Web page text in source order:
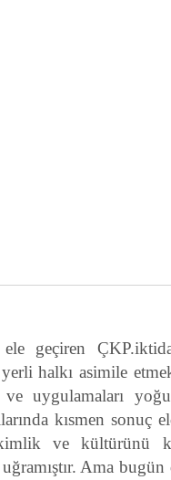
geçiren
halkı asimile
uygulamaları
kısmen sonuç
ve kültürünü
Ama